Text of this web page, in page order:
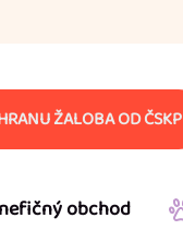
ŽALOBA OD ČSKP
obchod